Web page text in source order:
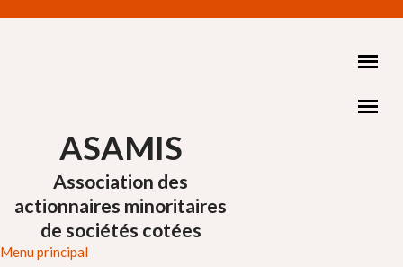
ASAMIS
Association des
actionnaires minoritaires
de sociétés cotées
Menu principal